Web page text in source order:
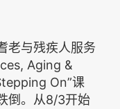
老与残疾人服务
Aging &
On”课
倒。从8/3开始